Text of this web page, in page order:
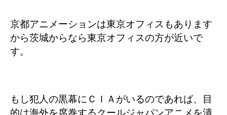
京都アニメーションは東京オフィスもあります
から茨城からなら東京オフィスの方が近いで
す。
もし犯人の黒幕にＣＩＡがいるのであれば、目
的は海外を席巻するクールジャパンアニメを潰